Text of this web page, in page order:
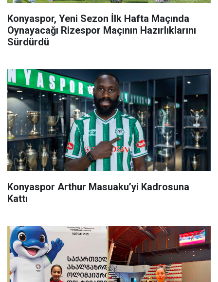
Konyaspor, Yeni Sezon İlk Hafta Maçında
Oynayacağı Rizespor Maçının Hazırlıklarını
Sürdürdü
Konyaspor Arthur Masuaku’yi Kadrosuna
Kattı